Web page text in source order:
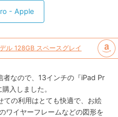
- Apple
ル 128GB スペースグレイ
なので、13インチの『iPad Pr
入しました。
ての利用はとても快適で、お絵
ワイヤーフレームなどの図形を